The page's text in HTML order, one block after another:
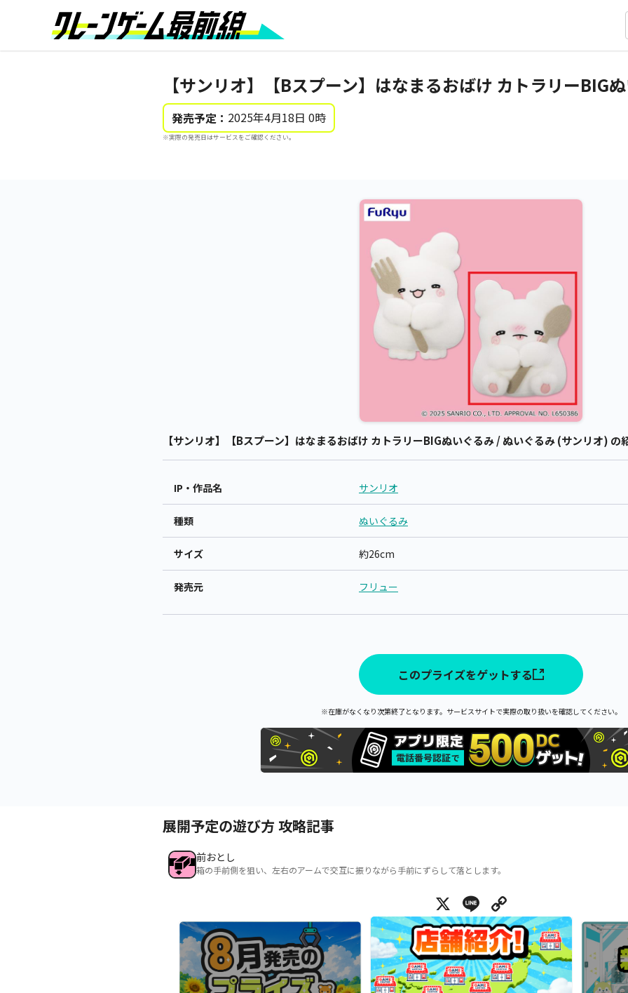
【サンリオ】【Bスプーン】はなまるおばけ カトラリーBIG
発売予定： 2025年4月18日 0時
※実際の発売日はサービスをご確認ください。
【サンリオ】【Bスプーン】はなまるおばけ カトラリーBIGぬいぐるみ / ぬいぐるみ (サンリオ) の
IP・作品名 サンリオ
種類 ぬいぐるみ
サイズ 約26cm
発売元 フリュー
このプライズをゲットする
※在庫がなくなり次第終了となります。サービスサイトで実際の取り扱いを確認してください。
展開予定の遊び方 攻略記事
前おとし
箱の手前側を狙い、左右のアームで交互に振りながら手前にずらして落とします。
X Line